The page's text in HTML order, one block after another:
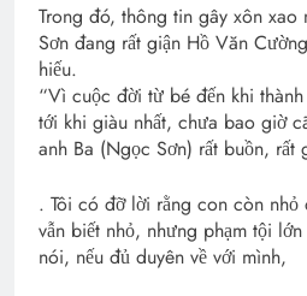
Trong đó, thông tin gây xôn xao
Sơn đang rất giận Hồ Văn
hiếu.
“Vì cuộc đời từ bé đến khi
tới khi giàu nhất, chưa bao giờ
anh Ba (Ngọc Sơn) rất buồn, rất
. Tôi có đỡ lời rằng con còn nhỏ
vẫn biết nhỏ, nhưng phạm tội
nói, nếu đủ duyên về với mình,